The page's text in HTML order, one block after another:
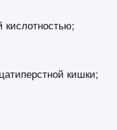
кислотностью;
кишки;